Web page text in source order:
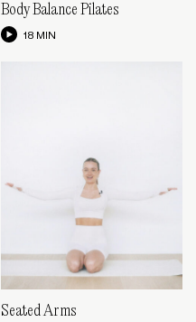
Body Balance Pilates
18 MIN
Seated Arms